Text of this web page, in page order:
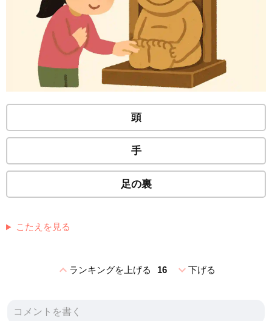
頭
手
足の裏
こたえを見る
expand_lessランキングを上げる 16 expand_more下げる